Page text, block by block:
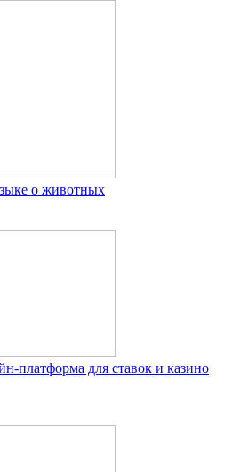
о животных
платформа для ставок и казино